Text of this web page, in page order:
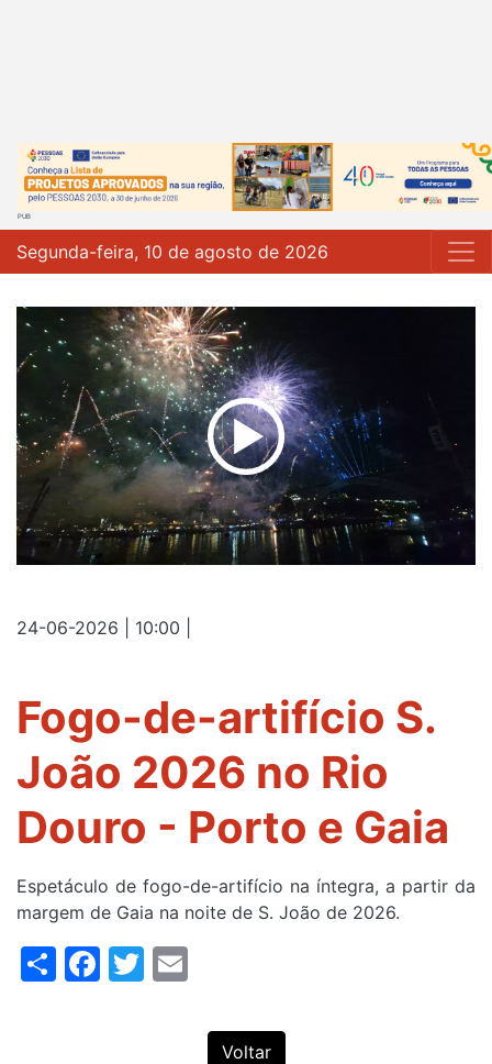
Segunda-feira, 10 de agosto de 2026
24-06-2026 | 10:00
Fogo-de-artifício S.
João 2026 no Rio
Douro - Porto e Gaia
Espetáculo de fogo-de-artifício na íntegra, a partir da
margem de Gaia na noite de S. João de 2026.
ShareFacebook
Twitter
Voltar